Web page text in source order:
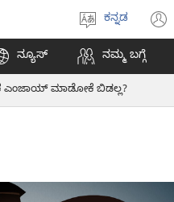
ಭಾಷೆಯನ್ನು
ಮಾಡಿ
ಕನ್ನಡ
ನ್ಯೂಸ್‌ ನಮ್ಮ ಬಗ್ಗೆ
ಎಂಜಾಯ್‌ ಮಾಡೋಕೆ ಬಿಡಲ್ಲ?